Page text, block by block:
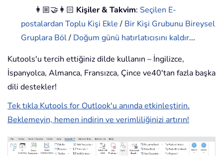
👩🏼‍🤝‍👩🏻 Kişiler & Takvim: Seçilen E-
postalardan Toplu Kişi Ekle/ Bir Kişi Grubunu Bireysel
Gruplara Böl/ Doğum günü hatırlatıcısını kaldır...
Kutools'u tercih ettiğiniz dilde kullanın – İngilizce,
İspanyolca, Almanca, Fransızca, Çince ve40'tan fazla başka
dili destekler!
Tek tıkla Kutools for Outlook'u anında etkinleştirin.
Beklemeyin, hemen indirin ve verimliliğinizi artırın!